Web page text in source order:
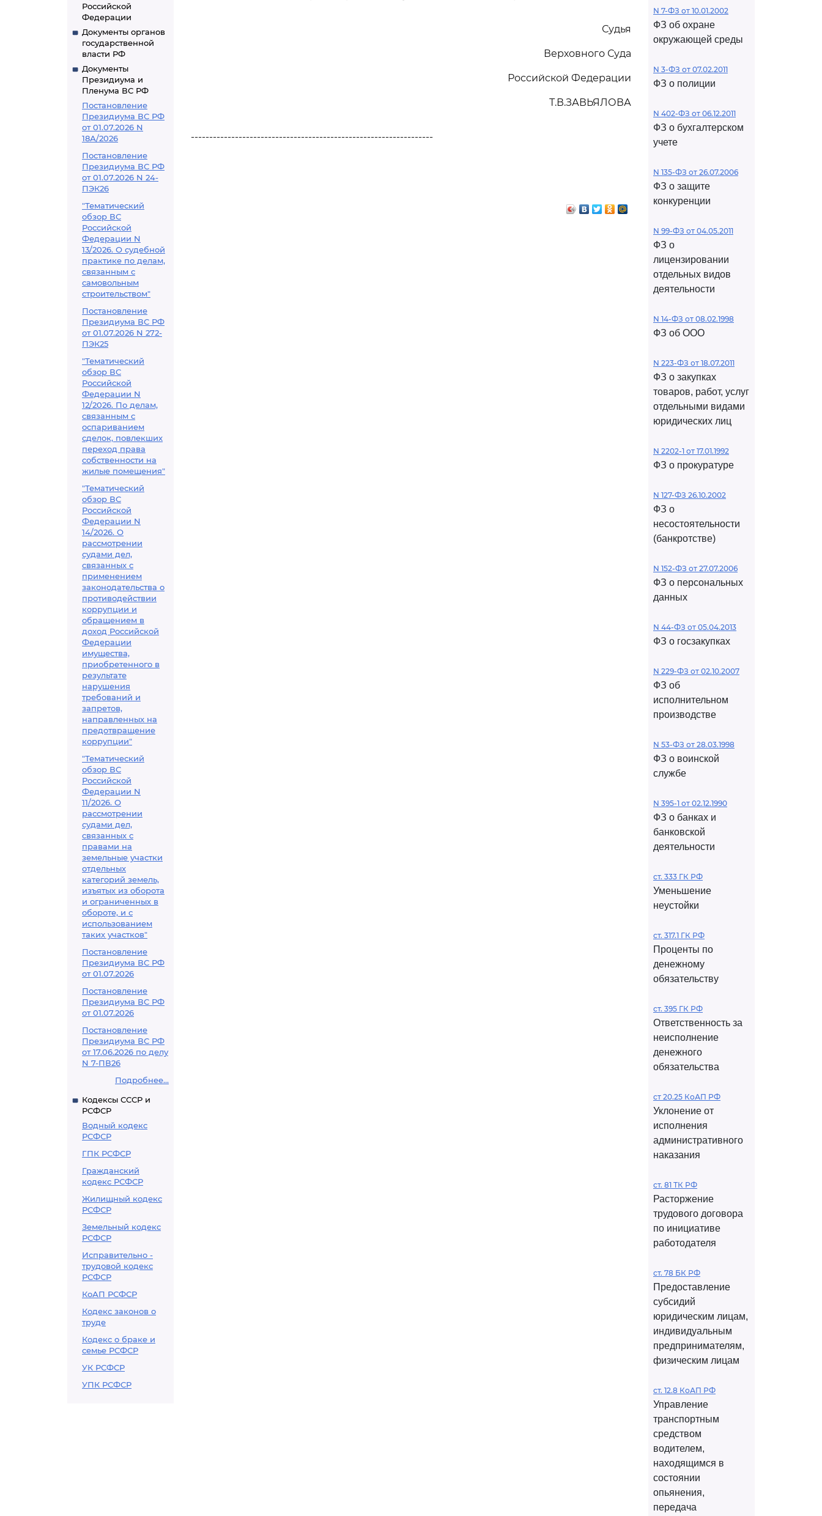
Российской
Федерации
Документы органов
государственной
власти РФ
Документы
Президиума и
Пленума ВС РФ
Постановление
Президиума ВС РФ
от 01.07.2026 N
18А/2026
Постановление
Президиума ВС РФ
от 01.07.2026 N 24-
ПЭК26
"Тематический
обзор ВС
Российской
Федерации N
13/2026. О судебной
практике по делам,
связанным с
самовольным
строительством"
Постановление
Президиума ВС РФ
от 01.07.2026 N 272-
ПЭК25
"Тематический
обзор ВС
Российской
Федерации N
12/2026. По делам,
связанным с
оспариванием
сделок, повлекших
переход права
собственности на
жилые помещения"
"Тематический
обзор ВС
Российской
Федерации N
14/2026. О
рассмотрении
судами дел,
связанных с
применением
законодательства о
противодействии
коррупции и
обращением в
доход Российской
Федерации
имущества,
приобретенного в
результате
нарушения
требований и
запретов,
направленных на
предотвращение
коррупции"
"Тематический
обзор ВС
Российской
Федерации N
11/2026. О
рассмотрении
судами дел,
связанных с
правами на
земельные участки
отдельных
категорий земель,
изъятых из оборота
и ограниченных в
обороте, и с
использованием
таких участков"
Постановление
Президиума ВС РФ
от 01.07.2026
Постановление
Президиума ВС РФ
от 01.07.2026
Постановление
Президиума ВС РФ
от 17.06.2026 по делу
N 7-ПВ26
Подробнее...
Кодексы СССР и
РСФСР
Водный кодекс
РСФСР
ГПК РСФСР
Гражданский
кодекс РСФСР
Жилищный кодекс
РСФСР
Земельный кодекс
РСФСР
Исправительно -
трудовой кодекс
РСФСР
КоАП РСФСР
Кодекс законов о
труде
Кодекс о браке и
семье РСФСР
УК РСФСР
УПК РСФСР
Судья
Верховного Суда
Российской Федерации
Т.В.ЗАВЬЯЛОВА
------------------------------------------------------------------
N 7-ФЗ от 10.01.2002
ФЗ об охране
окружающей среды
N 3-ФЗ от 07.02.2011
ФЗ о полиции
N 402-ФЗ от 06.12.2011
ФЗ о бухгалтерском
учете
N 135-ФЗ от 26.07.2006
ФЗ о защите
конкуренции
N 99-ФЗ от 04.05.2011
ФЗ о
лицензировании
отдельных видов
деятельности
N 14-ФЗ от 08.02.1998
ФЗ об ООО
N 223-ФЗ от 18.07.2011
ФЗ о закупках
товаров, работ, услуг
отдельными видами
юридических лиц
N 2202-1 от 17.01.1992
ФЗ о прокуратуре
N 127-ФЗ 26.10.2002
ФЗ о
несостоятельности
(банкротстве)
N 152-ФЗ от 27.07.2006
ФЗ о персональных
данных
N 44-ФЗ от 05.04.2013
ФЗ о госзакупках
N 229-ФЗ от 02.10.2007
ФЗ об
исполнительном
производстве
N 53-ФЗ от 28.03.1998
ФЗ о воинской
службе
N 395-1 от 02.12.1990
ФЗ о банках и
банковской
деятельности
ст. 333 ГК РФ
Уменьшение
неустойки
ст. 317.1 ГК РФ
Проценты по
денежному
обязательству
ст. 395 ГК РФ
Ответственность за
неисполнение
денежного
обязательства
ст 20.25 КоАП РФ
Уклонение от
исполнения
административного
наказания
ст. 81 ТК РФ
Расторжение
трудового договора
по инициативе
работодателя
ст. 78 БК РФ
Предоставление
субсидий
юридическим лицам,
индивидуальным
предпринимателям,
физическим лицам
ст. 12.8 КоАП РФ
Управление
транспортным
средством
водителем,
находящимся в
состоянии
опьянения,
передача